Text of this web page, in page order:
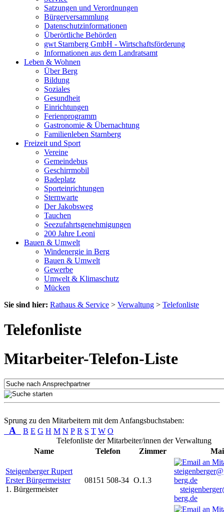
Satzungen und Verordnungen
Bürgerversammlung
Datenschutzinformationen
Überörtliche Behörden
gwt Starnberg GmbH - Wirtschaftsförderung
Informationen aus dem Landratsamt
Leben & Wohnen
Über Berg
Bildung
Soziales
Gesundheit
Einrichtungen
Ferienprogramm
Gastronomie & Übernachtung
Familienleben Starnberg
Freizeit und Sport
Vereine
Gemeindebus
Geschirrmobil
Badeplatz
Sporteinrichtungen
Sternwarte
Der Jakobsweg
Tauchen
Seezufahrtsgenehmigungen
200 Jahre Leoni
Bauen & Umwelt
Windenergie in Berg
Bauen & Umwelt
Gewerbe
Umwelt & Klimaschutz
Mücken
Sie sind hier: Rathaus & Service > Verwaltung > Telefonliste
Telefonliste
Mitarbeiter-Telefon-Liste
Sprung zu den Mitarbeitern mit dem Anfangsbuchstaben:
A B E G H M N P R S T W O
Telefonliste der Mitarbeiter/innen der Verwaltung
Name
Telefon Zimmer
Steigenberger Rupert
Erster Bürgermeister
1. Bürgermeister
08151 508-34 O.1.3
berg.de